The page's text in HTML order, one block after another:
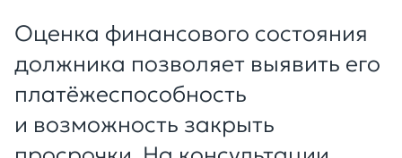
Оценка финансового состояния
должника позволяет выявить его
платёжеспособность
и возможность закрыть